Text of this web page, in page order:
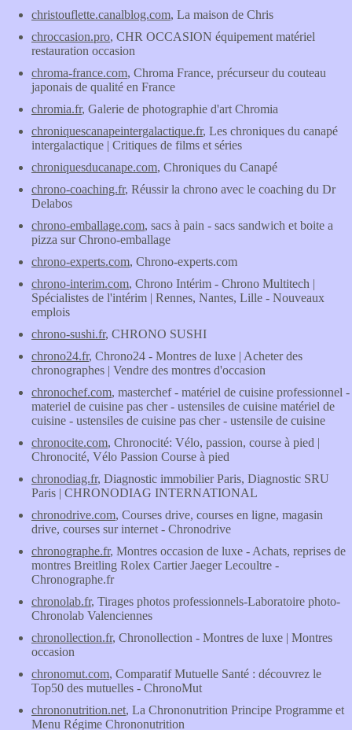
christouflette.canalblog.com, La maison de Chris
chroccasion.pro, CHR OCCASION équipement matériel
restauration occasion
chroma-france.com, Chroma France, précurseur du couteau
japonais de qualité en France
chromia.fr, Galerie de photographie d'art Chromia
chroniquescanapeintergalactique.fr, Les chroniques du canapé
intergalactique | Critiques de films et séries
chroniquesducanape.com, Chroniques du Canapé
chrono-coaching.fr, Réussir la chrono avec le coaching du Dr
Delabos
chrono-emballage.com, sacs à pain - sacs sandwich et boite a
pizza sur Chrono-emballage
chrono-experts.com, Chrono-experts.com
chrono-interim.com, Chrono Intérim - Chrono Multitech |
Spécialistes de l'intérim | Rennes, Nantes, Lille - Nouveaux
emplois
chrono-sushi.fr, CHRONO SUSHI
chrono24.fr, Chrono24 - Montres de luxe | Acheter des
chronographes | Vendre des montres d'occasion
chronochef.com, masterchef - matériel de cuisine professionnel -
materiel de cuisine pas cher - ustensiles de cuisine matériel de
cuisine - ustensiles de cuisine pas cher - ustensile de cuisine
chronocite.com, Chronocité: Vélo, passion, course à pied |
Chronocité, Vélo Passion Course à pied
chronodiag.fr, Diagnostic immobilier Paris, Diagnostic SRU
Paris | CHRONODIAG INTERNATIONAL
chronodrive.com, Courses drive, courses en ligne, magasin
drive, courses sur internet - Chronodrive
chronographe.fr, Montres occasion de luxe - Achats, reprises de
montres Breitling Rolex Cartier Jaeger Lecoultre -
Chronographe.fr
chronolab.fr, Tirages photos professionnels-Laboratoire photo-
Chronolab Valenciennes
chronollection.fr, Chronollection - Montres de luxe | Montres
occasion
chronomut.com, Comparatif Mutuelle Santé : découvrez le
Top50 des mutuelles - ChronoMut
chrononutrition.net, La Chrononutrition Principe Programme et
Menu Régime Chrononutrition